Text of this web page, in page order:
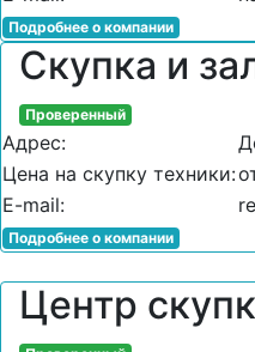
Подробнее о компании
Скупка и
Проверенный
Адрес:
Цена на скупку техники:
E-mail:
Подробнее о компании
Центр